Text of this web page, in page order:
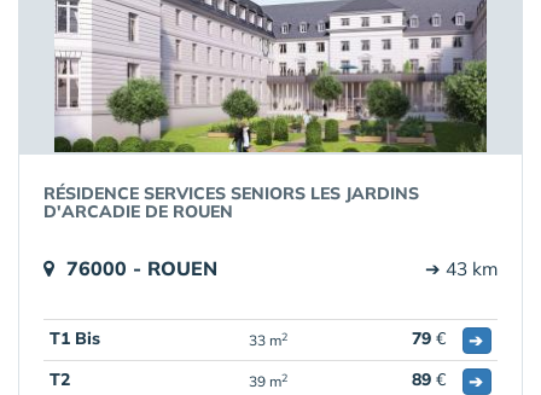
RÉSIDENCE SERVICES SENIORS LES JARDINS
D'ARCADIE DE ROUEN
76000 - ROUEN ➔ 43 km
T1 Bis 33 m2 79 €
➔
T2
39 m2 89 € ➔